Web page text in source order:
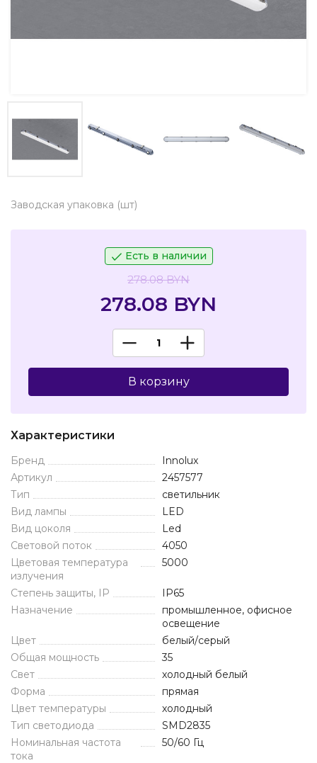
Заводская упаковка (шт)
Есть в наличии
278.08 BYN
278.08 BYN
В корзину
Характеристики
Бренд
Innolux
Артикул
2457577
Тип
светильник
Вид лампы
LED
Вид цоколя
Led
Световой поток
4050
Цветовая температура
излучения
5000
Степень защиты, IP
IP65
Назначение
промышленное, офисное
освещение
Цвет
белый/серый
Общая мощность
35
Свет
холодный белый
Форма
прямая
Цвет температуры
холодный
Тип светодиода
SMD2835
Номинальная частота
тока
50/60 Гц